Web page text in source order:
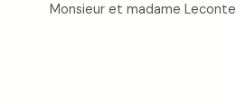
Monsieur et madame Leconte